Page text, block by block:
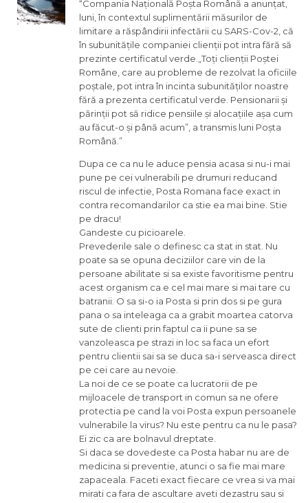
“Compania Națională Poșta Română a anunțat,
luni, în contextul suplimentării măsurilor de
limitare a răspândirii infectării cu SARS-Cov-2, că
în subunitățile companiei clienții pot intra fără să
prezinte certificatul verde.„Toți clienții Poștei
Române, care au probleme de rezolvat la oficiile
poștale, pot intra în incinta subunităților noastre
fără a prezenta certificatul verde. Pensionarii și
părinții pot să ridice pensiile și alocațiile așa cum
au făcut-o și până acum”, a transmis luni Poșta
Română.”
Dupa ce ca nu le aduce pensia acasa si nu-i mai
pune pe cei vulnerabili pe drumuri reducand
riscul de infectie, Posta Romana face exact in
contra recomandarilor ca stie ea mai bine. Stie
pe dracu!
Gandeste cu picioarele.
Prevederile sale o definesc ca stat in stat. Nu
poate sa se opuna deciziilor care vin de la
persoane abilitate si sa existe favoritisme pentru
acest organism ca e cel mai mare si mai tare cu
batranii. O sa si-o ia Posta si prin dos si pe gura
pana o sa inteleaga ca a grabit moartea catorva
sute de clienti prin faptul ca ii pune sa se
vanzoleasca pe strazi in loc sa faca un efort
pentru clientii sai sa se duca sa-i serveasca direct
pe cei care au nevoie.
La noi de ce se poate ca lucratorii de pe
mijloacele de transport in comun sa ne ofere
protectia pe cand la voi Posta expun persoanele
vulnerabile la virus? Nu este pentru ca nu le pasa?
Ei zic ca are bolnavul dreptate.
Si daca se dovedeste ca Posta habar nu are de
medicina si preventie, atunci o sa fie mai mare
zapaceala. Faceti exact fiecare ce vrea si va mai
mirati ca fara de ascultare aveti dezastru sau si